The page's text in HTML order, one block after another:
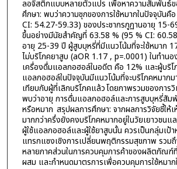
ลอจิสติกแบบหลายตัวแปร เพื่อหาความสัมพันธ์
ศึกษา: พบว่าความชุกของการใช้หมากในปัจจุบันคื
CI: 54.27-59.33) ของประชากรภูฏานอายุ 15-
ขึ้นอย่างมีนัยสำคัญที่ 63.58 % (95 % CI:
อายุ 25-39 ปี ผู้สูบบุหรี่ที่มีแนวโน้มที่จะใช้หมาก
ไม่บริโภคยาสูบ (aOR 1.17 , p=.0001) ในทำนอ
เครื่องดื่มแอลกอฮอล์ในอดีต คือ 12% และผู้บริโ
แอลกอฮอล์ในปัจจุบันมีแนวโน้มที่จะบริโภคหมาก
เทียบกับผู้ที่เลิกบริโภคแล้ว โดยภาพรวมของการวิ
พบว่าอายุ การดื่มแอลกอฮอล์และการสูบบุหรี่สัม
หรือหมาก สรุปผลการศึกษา: จากผลการวิจัยชี้ให้เ
มากกว่าครึ่งยังคงบริโภคหมากอยู่ในวัยเยาวชนแ
ผู้ใช้แอลกอฮอล์และผู้ใช้ยาสูบนั้น ควรเป็นกลุ่มเป้า
แทรกแซงเชิงการเปลี่ยนพฤติกรรมสุขภาพ รวม
หลายภาคส่วนในการควบคุมการค้าของผลิตภัณฑ์
ผสม และกำหนดมาตรการเพื่อควบคุมการใช้หมาก